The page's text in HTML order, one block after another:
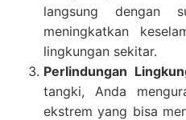
langsung dengan
meningkatkan
lingkungan sekitar.
Perlindungan
tangki, Anda
ekstrem yang bisa